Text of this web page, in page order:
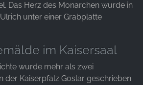
Das Herz des Monarchen wurde in
unter einer Grabplatte
im Kaisersaal
wurde mehr als zwei
der Kaiserpfalz Goslar geschrieben.
und Marketing